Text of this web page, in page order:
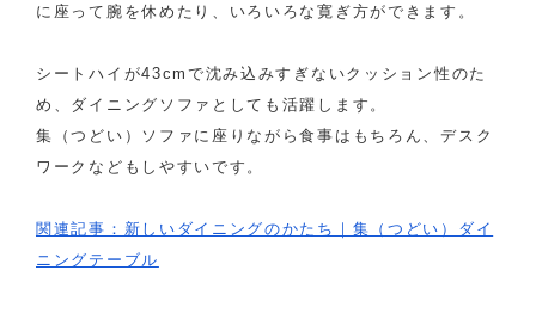
に座って腕を休めたり、いろいろな寛ぎ方ができます。
シートハイが43cmで沈み込みすぎないクッション性のた
め、ダイニングソファとしても活躍します。
集（つどい）ソファに座りながら食事はもちろん、デスク
ワークなどもしやすいです。
関連記事：新しいダイニングのかたち｜集（つどい）ダイ
ニングテーブル